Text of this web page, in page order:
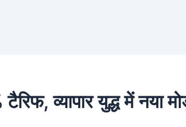
व्यापार युद्ध में नया